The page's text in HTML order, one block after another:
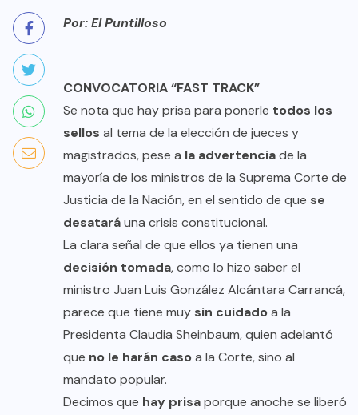
Por: El Puntilloso
CONVOCATORIA “FAST TRACK”
Se nota que hay prisa para ponerle todos los
sellos al tema de la elección de jueces y
magistrados, pese a la advertenciade la
mayoría de los ministros de la Suprema Corte de
Justicia de la Nación, en el sentido de que se
desataráuna crisis constitucional.
La clara señal de que ellos ya tienen una
decisión tomada, como lo hizo saber el
ministro Juan Luis González Alcántara Carrancá,
parece que tiene muy sin cuidadoa la
Presidenta Claudia Sheinbaum, quien adelantó
que no le harán casoa la Corte, sino al
mandato popular.
Decimos que hay prisaporque anoche se liberó